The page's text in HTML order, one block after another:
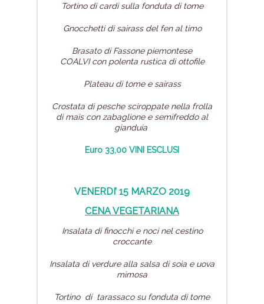
Tortino di cardi sulla fonduta di tome
Gnocchetti di sairass del fen al timo
Brasato di Fassone piemontese
COALVIcon polenta rustica di ottofile
Plateau di tome e sairass
Crostata di pesche sciroppate nella frolla
di mais con zabaglione e semifreddo al
gianduia
Euro 33,00 VINI ESCLUSI
VENERDI’ 15 MARZO 2019
CENA VEGETARIANA
Insalata di finocchi e nocinel cestino
croccante
Insalata di verdure alla salsa di soia e uova
mimosa
Tortino di tarassaco su fonduta di tome